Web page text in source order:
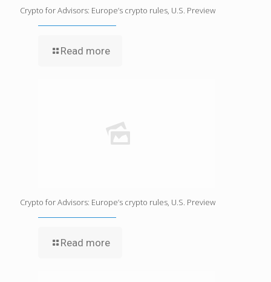
Crypto for Advisors: Europe’s crypto rules, U.S. Preview
Read more
Crypto for Advisors: Europe’s crypto rules, U.S. Preview
Read more